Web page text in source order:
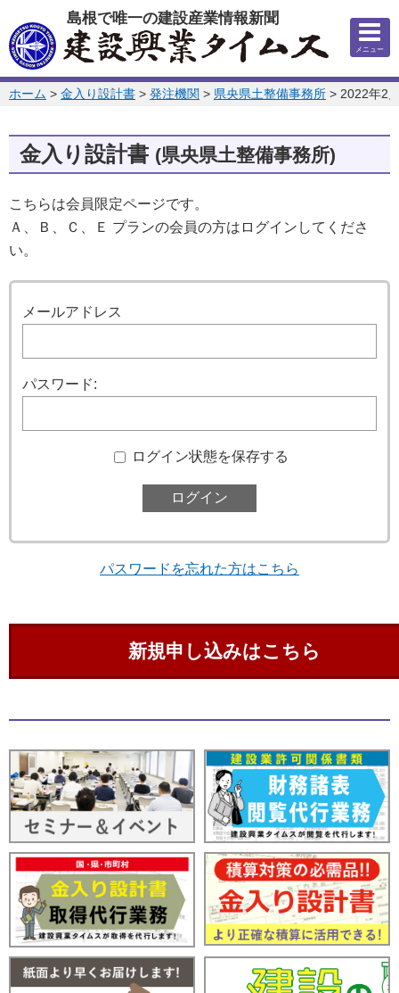
このページの本文へ
島根で唯一の建設産業情報新聞
メニュー
このページの位置:
ホーム > 金入り設計書 > 発注機関 > 県央県土整備事務所 > 2022年2
金入り設計書 (県央県土整備事務所)
こちらは会員限定ページです。
Ａ、Ｂ、Ｃ、Ｅ プランの会員の方はログインしてくださ
い。
メールアドレス
パスワード:
ログイン状態を保存する
パスワードを忘れた方はこちら
新規申し込みはこちら